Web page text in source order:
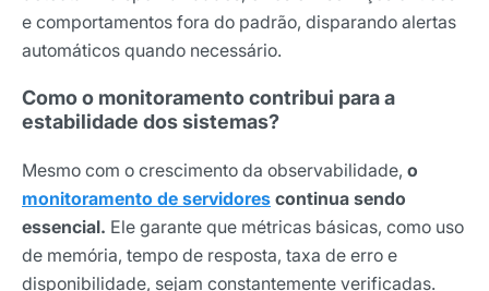
e comportamentos fora do padrão, disparando alertas
automáticos quando necessário.
Como o monitoramento contribui para a
estabilidade dos sistemas?
Mesmo com o crescimento da observabilidade, o
monitoramento de servidores continua sendo
essencial. Ele garante que métricas básicas, como uso
de memória, tempo de resposta, taxa de erro e
disponibilidade, sejam constantemente verificadas.